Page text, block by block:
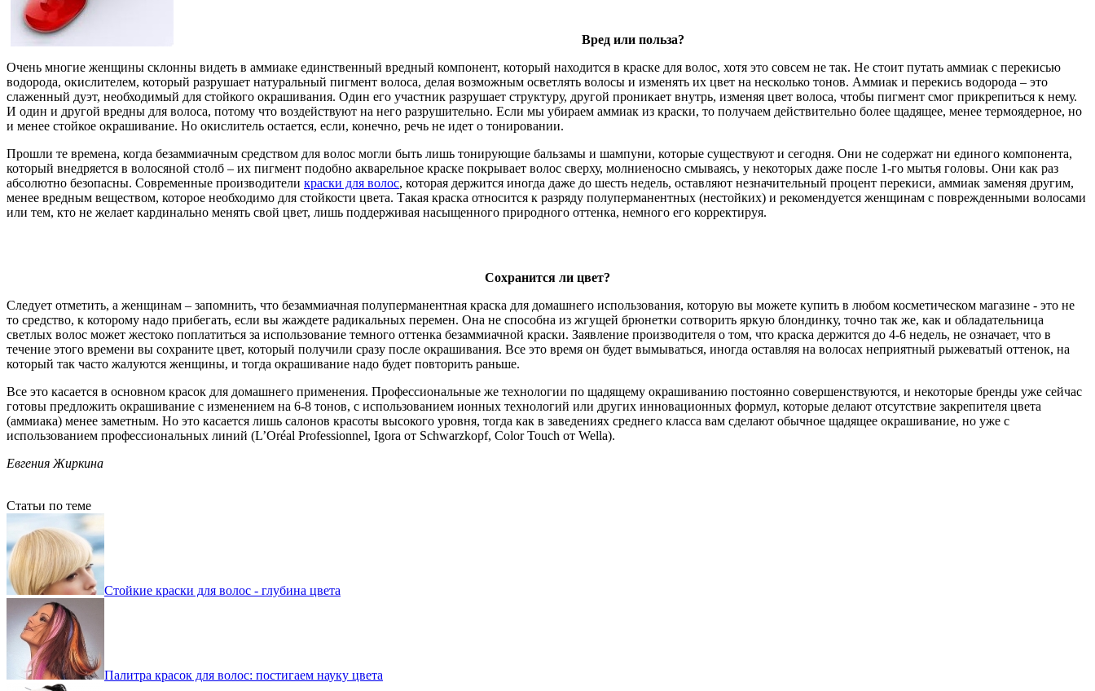
Вред или польза?
Очень многие женщины склонны видеть в аммиаке единственный вредный компонент, который находится в краске для волос, хотя это совсем не так. Не стоит путать аммиак с перекисью
водорода, окислителем, который разрушает натуральный пигмент волоса, делая возможным осветлять волосы и изменять их цвет на несколько тонов. Аммиак и перекись водорода – это
слаженный дуэт, необходимый для стойкого окрашивания. Один его участник разрушает структуру, другой проникает внутрь, изменяя цвет волоса, чтобы пигмент смог прикрепиться к нему.
И один и другой вредны для волоса, потому что воздействуют на него разрушительно. Если мы убираем аммиак из краски, то получаем действительно более щадящее, менее термоядерное, но
и менее стойкое окрашивание. Но окислитель остается, если, конечно, речь не идет о тонировании.
Прошли те времена, когда безаммиачным средством для волос могли быть лишь тонирующие бальзамы и шампуни, которые существуют и сегодня. Они не содержат ни единого компонента,
который внедряется в волосяной столб – их пигмент подобно акварельное краске покрывает волос сверху, молниеносно смываясь, у некоторых даже после 1-го мытья головы. Они как раз
абсолютно безопасны. Современные производители краски для волос, которая держится иногда даже до шесть недель, оставляют незначительный процент перекиси, аммиак заменяя другим,
менее вредным веществом, которое необходимо для стойкости цвета. Такая краска относится к разряду полуперманентных (нестойких) и рекомендуется женщинам с поврежденными волосами
или тем, кто не желает кардинально менять свой цвет, лишь поддерживая насыщенного природного оттенка, немного его корректируя.
Сохранится ли цвет?
Следует отметить, а женщинам – запомнить, что безаммиачная полуперманентная краска для домашнего использования, которую вы можете купить в любом косметическом магазине - это не
то средство, к которому надо прибегать, если вы жаждете радикальных перемен. Она не способна из жгущей брюнетки сотворить яркую блондинку, точно так же, как и обладательница
светлых волос может жестоко поплатиться за использование темного оттенка безаммиачной краски. Заявление производителя о том, что краска держится до 4-6 недель, не означает, что в
течение этого времени вы сохраните цвет, который получили сразу после окрашивания. Все это время он будет вымываться, иногда оставляя на волосах неприятный рыжеватый оттенок, на
который так часто жалуются женщины, и тогда окрашивание надо будет повторить раньше.
Все это касается в основном красок для домашнего применения. Профессиональные же технологии по щадящему окрашиванию постоянно совершенствуются, и некоторые бренды уже сейчас
готовы предложить окрашивание с изменением на 6-8 тонов, с использованием ионных технологий или других инновационных формул, которые делают отсутствие закрепителя цвета
(аммиака) менее заметным. Но это касается лишь салонов красоты высокого уровня, тогда как в заведениях среднего класса вам сделают обычное щадящее окрашивание, но уже с
использованием профессиональных линий (L’Oréal Professionnel, Igora от Schwarzkopf, Color Touch от Wella).
Евгения Жиркина
Статьи по теме
Стойкие краски для волос - глубина цвета
Палитра красок для волос: постигаем науку цвета